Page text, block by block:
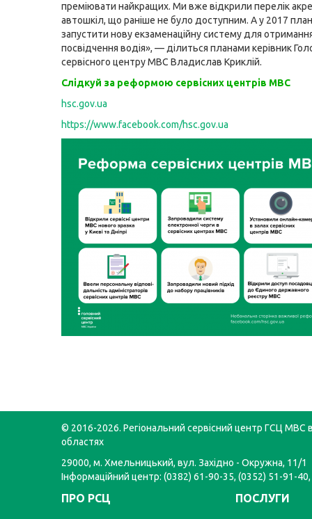
преміювати найкращих. Ми вже відкрили перелік
автошкіл, що раніше не було доступним. А у 2017
запустити нову екзаменаційну систему для
посвідчення водія», — ділиться планами керівник
сервісного центру МВС Владислав Криклій.
Слідкуй за реформою сервісних центрів МВС
hsc.gov.ua
https://www.facebook.com/hsc.gov.ua
© 2016-2026. Регіональний сервісний центр ГСЦ МВС
областях
29000, м. Хмельницький, вул. Західно - Окружна, 11/1
Інформаційний центр: (0382) 61-90-35, (0352) 51-91-
ПРО РСЦ ПОСЛУГИ